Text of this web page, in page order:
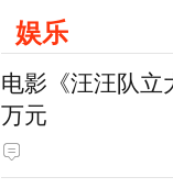
娱乐
电影《汪汪队
万元